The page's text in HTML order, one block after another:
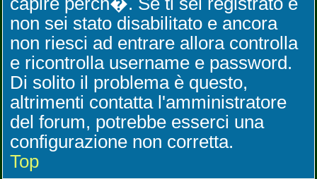
non sei stato disabilitato e ancora
non riesci ad entrare allora controlla
e ricontrolla username e password.
Di solito il problema è questo,
altrimenti contatta l'amministratore
del forum, potrebbe esserci una
configurazione non corretta.
Top